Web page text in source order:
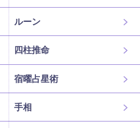
ルーン
四柱推命
宿曜占星術
手相